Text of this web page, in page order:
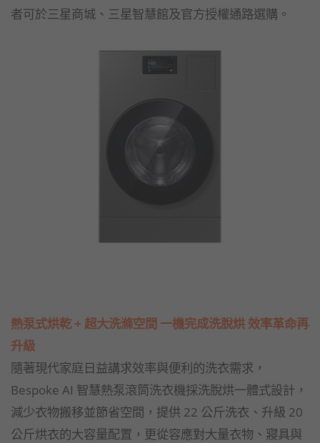
者可於三星商城、三星智慧館及官方授權通路選購。
熱泵式烘乾 + 超大洗滌空間 一機完成洗脫烘 效率革命再
升級
隨著現代家庭日益講求效率與便利的洗衣需求，
Bespoke AI 智慧熱泵滾筒洗衣機採洗脫烘一體式設計，
減少衣物搬移並節省空間，提供 22 公斤洗衣、升級 20
公斤烘衣的大容量配置，更從容應對大量衣物、寢具與